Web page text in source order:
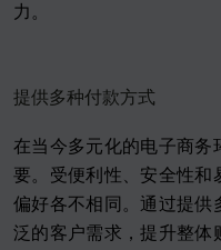
力。
提供多种付款方式
在当今多元化的电子商务
要。受便利性、安全性和
偏好各不相同。通过提供
泛的客户需求，提升整体